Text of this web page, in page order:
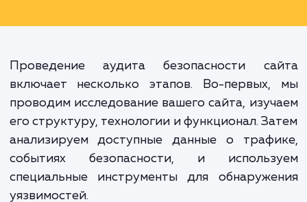
возможные угрозы, что
непрерывную и стабильную
вашего сайта.